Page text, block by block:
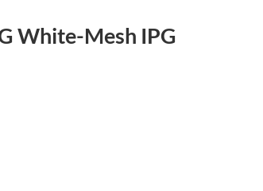
White-Mesh IPG